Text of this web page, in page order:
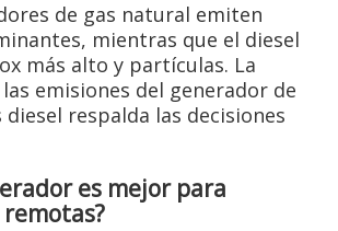
de gas natural emiten
mientras que el diesel
más alto y partículas. La
emisiones del generador de
diesel respalda las decisiones
es mejor para